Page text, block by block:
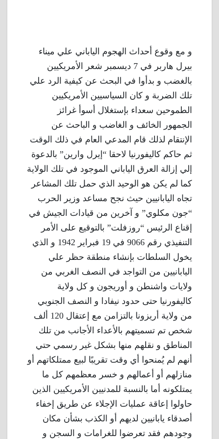
و مع وقوع أحداث الهجوم الياباني علي ميناء
بيرل هاربر في 7 ديسمبر شعر الأمريكيين
بالغضب و بدأوا في البحث عن كيفية الرد علي
تلك الضربة و كان السياسيين الأمريكيين
الطموحين سعداء بإستغلال أسوأ غرائز
الجمهور الخائف و الغاضب و الباحث عن
الإنتقام لذلك قام المدعي العام في ذلك الوقت
ثم حاكم كاليفورنيا لاحقا “إيرل وارين” بالدعوة
إلي إزالة العرق الياباني الموجود في تلك الولاية
كما لم يكن هو الوحيد الذي حمل تلك المشاعر
تجاه اليابانيين حيث نجح مساعد وزير الحرب
“جون مكلوي” و آخرين من قيادات الجيش في
إقناع الرئيس “روزفلت” بالتوقيع على الأمر
التنفيذي رقم 9066 في 19 فبراير 1942 و الذي
يخول السلطات بإنشاء منطقة حظر علي
اليابانيين من التواجد في النصف الغربي من
ولايات واشنطن و أوريجون و كل ولاية
كاليفورنيا حتى حدود نيفادا و النصف الجنوبي
من ولاية أريزونا بالتزامن مع إعتقال 120 ألف
شخص تم تسميتهم بالأعداء الأجانب من تلك
المناطق و نقلهم منها بشكل غير رسمي حتي
أنهم لم يُمنحوا أي وقت تقريبًا لبيع ممتلكاتهم أو
منازلهم أو أعمالهم و خسر معظمهم كل ما
يمتلكونه أما بالنسبة للمدنيين الأمريكيين الذين
حاولوا إعاقة عمليات الإجلاء عن طريق إخفاء
أصدقاء يابانيين لديهم أو الكذب بشأن مكان
وجودهم فقد تعرضوا للغرامات و السجن و